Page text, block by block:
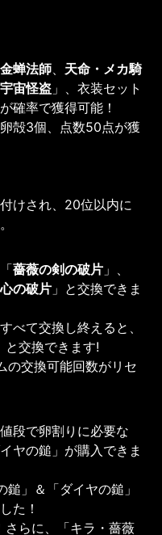
蝉法師
天命・メカ騎
宇宙怪盗 」、衣装セット
確率で獲得可能！
殻3個、点数50点が獲
けされ、20位以内に
薔薇の剣の破片 」、
の破片 」と交換できま
べて交換し終えると、
と交換できます!
の交換可能回数がリセ
段で卵割りに必要な
ヤの鎚」が購入できま
」＆「ダイヤの鎚」
た！
さらに、「キラ・薔薇